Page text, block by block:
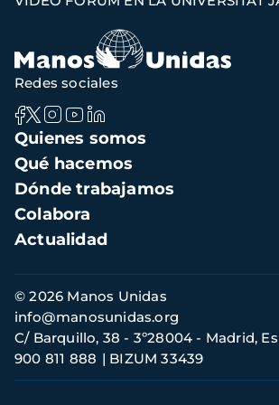
de
navegación
Navegación
principal
Quienes somos
Qué hacemos
Dónde trabajamos
Colabora
Actualidad
Redes sociales
Información
de
contacto
© 2026 Manos Unidas
C/ Barquillo, 38 - 3º28004 - Madrid,
900 811 888
BIZUM 33439
info@manosunidas.org